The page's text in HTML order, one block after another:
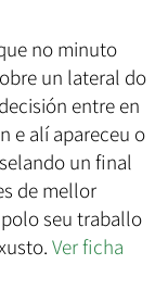
no minuto
un lateral do
entre en
e alí apareceu o
un final
de mellor
seu traballo
Ver ficha